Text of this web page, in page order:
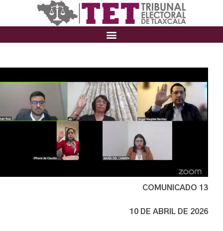
COMUNICADO 13
10 DE ABRIL DE 2026